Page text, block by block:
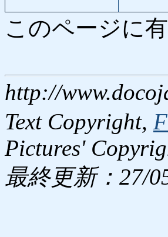
このページに
http://
Text Copyright,
Pictures'
最終更新：27/